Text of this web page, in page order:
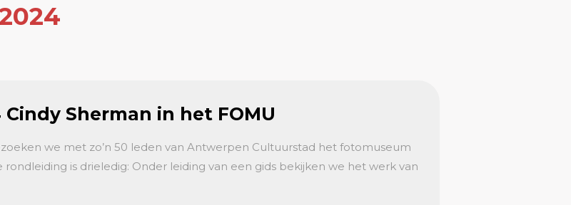
Sherman in het FOMU
we met zo’n 50 leden van Antwerpen Cultuurstad het fotomuseum
is drieledig: Onder leiding van een gids bekijken we het werk van